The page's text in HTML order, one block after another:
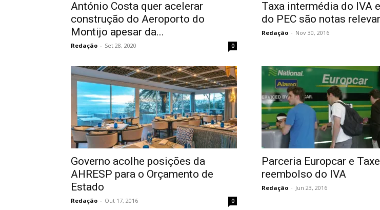
António Costa quer acelerar
construção do Aeroporto do
Montijo apesar da...
Redação - Set 28, 2020 0
Taxa intermédia do IVA
do PEC são notas
Redação - Nov 30, 2016
Governo acolhe posições da
AHRESP para o Orçamento de
Estado
Redação - Out 17, 2016 0
Parceria Europcar e
reembolso do IVA
Redação - Jun 23, 2016